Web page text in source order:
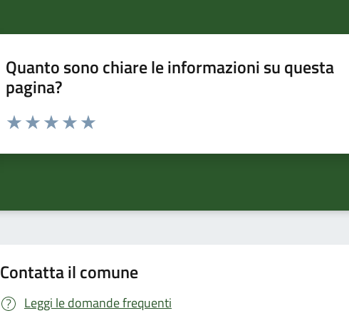
Quanto sono chiare le informazioni su questa
pagina?
Valuta da 1 a 5 stelle la pagina
Contatta il comune
Leggi le domande frequenti